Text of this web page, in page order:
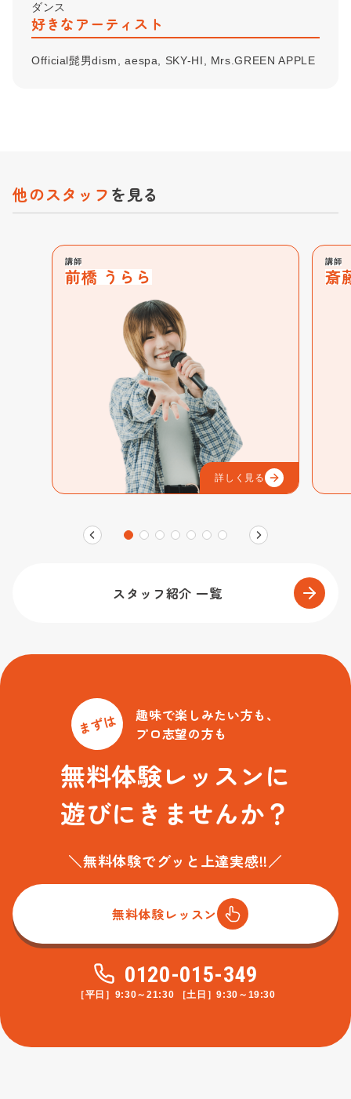
ダンス
好きなアーティスト
Official髭男dism, aespa, SKY-HI, Mrs.GREEN APPLE
他のスタッフ を見る
講師
斎藤 ゆき
詳しく見る
講師
細
スタッフ紹介 一覧
まずは
趣味で楽しみたい方も、
プロ志望の方も
無料体験レッスンに
遊びにきませんか？
＼無料体験でグッと上達実感!!／
無料体験レッスン
0120-015-349
［平日］9:30～21:30 ［土日］9:30～19:30